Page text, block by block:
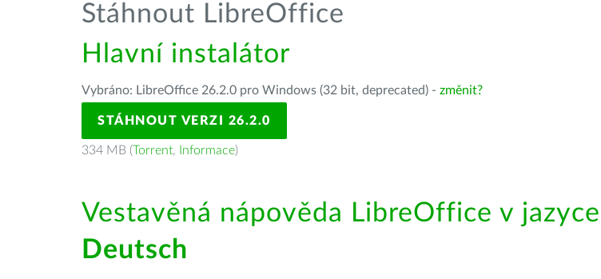
Stáhnout LibreOffice
Hlavní instalátor
Vybráno: LibreOffice 26.2.0 pro Windows (32 bit, deprecated) - změnit?
STÁHNOUT VERZI 26.2.0
334 MB (Torrent, Informace)
Vestavěná nápověda LibreOffice v jazyce
Deutsch